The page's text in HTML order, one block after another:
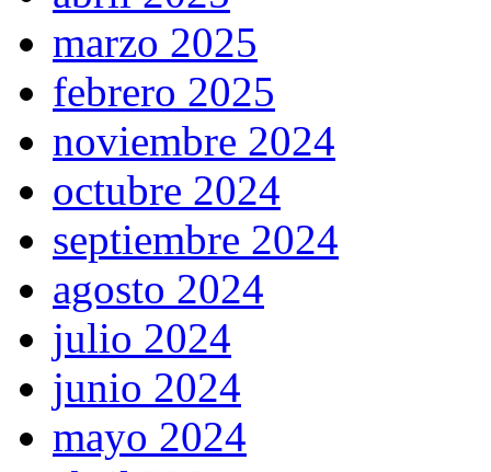
marzo 2025
febrero 2025
noviembre 2024
octubre 2024
septiembre 2024
agosto 2024
julio 2024
junio 2024
mayo 2024